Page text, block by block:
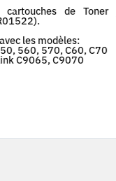
de Toner
les modèles:
560, 570, C60, C70
C9065, C9070